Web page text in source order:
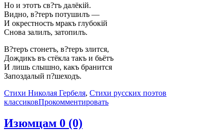
Но и этотъ св?тъ далёкій.
Видно, в?теръ потушилъ —
И окрестность мракъ глубокій
Снова залилъ, затопилъ.
В?теръ стонетъ, в?теръ злится,
Дождикъ въ стёкла такъ и бьётъ
И лишь слышно, какъ бранится
Запоздалый п?шеходъ.
Стихи Николая Гербеля, Стихи русских поэтов
классиковПрокомментировать
Изюмцам 0 (0)